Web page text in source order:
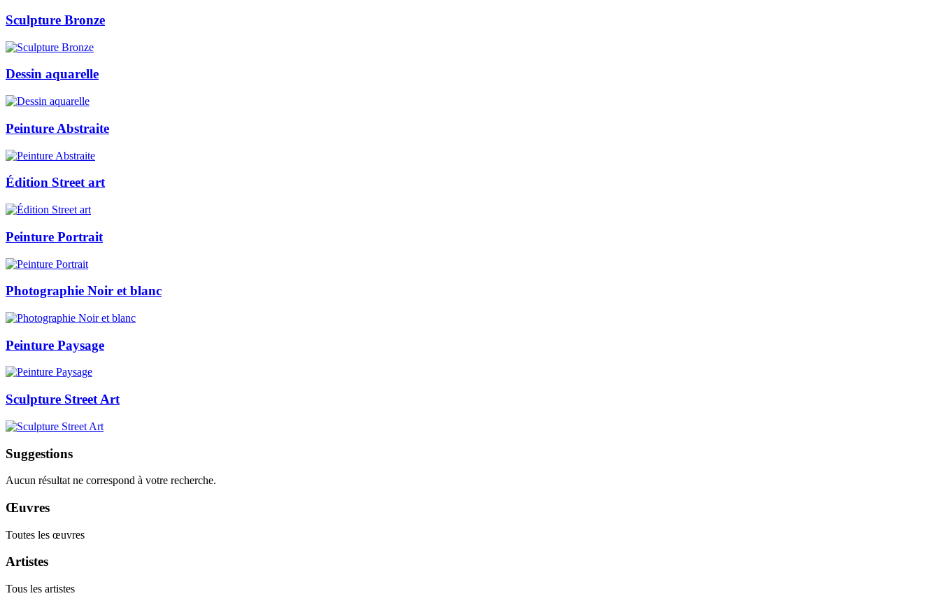
Sculpture Bronze
Dessin aquarelle
Peinture Abstraite
Édition Street art
Peinture Portrait
Photographie Noir et blanc
Peinture Paysage
Sculpture Street Art
Suggestions
Aucun résultat ne correspond à votre recherche.
Œuvres
Toutes les œuvres
Artistes
Tous les artistes